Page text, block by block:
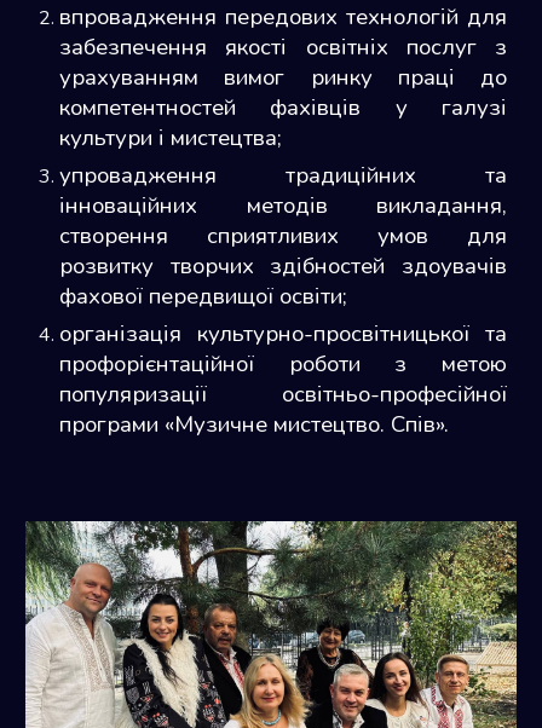
впровадження передових технологій для
забезпечення якості освітніх послуг з
урахуванням вимог ринку праці до
компетентностей фахівців у галузі
культури і мистецтва;
упровадження традиційних та
інноваційних методів викладання,
створення сприятливих умов для
розвитку творчих здібностей здоувачів
фахової передвищої освіти;
організація культурно-просвітницької та
профорієнтаційної роботи з метою
популяризації освітньо-професійної
програми «Музичне мистецтво. Спів».